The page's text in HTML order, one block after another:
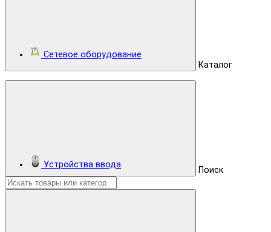
Каталог
Поиск
Сетевое оборудование
Устройства ввода